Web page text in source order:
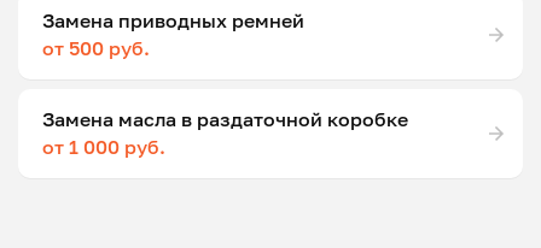
Замена приводных ремней
от 500 руб.
Замена масла в раздаточной коробке
от 1 000 руб.